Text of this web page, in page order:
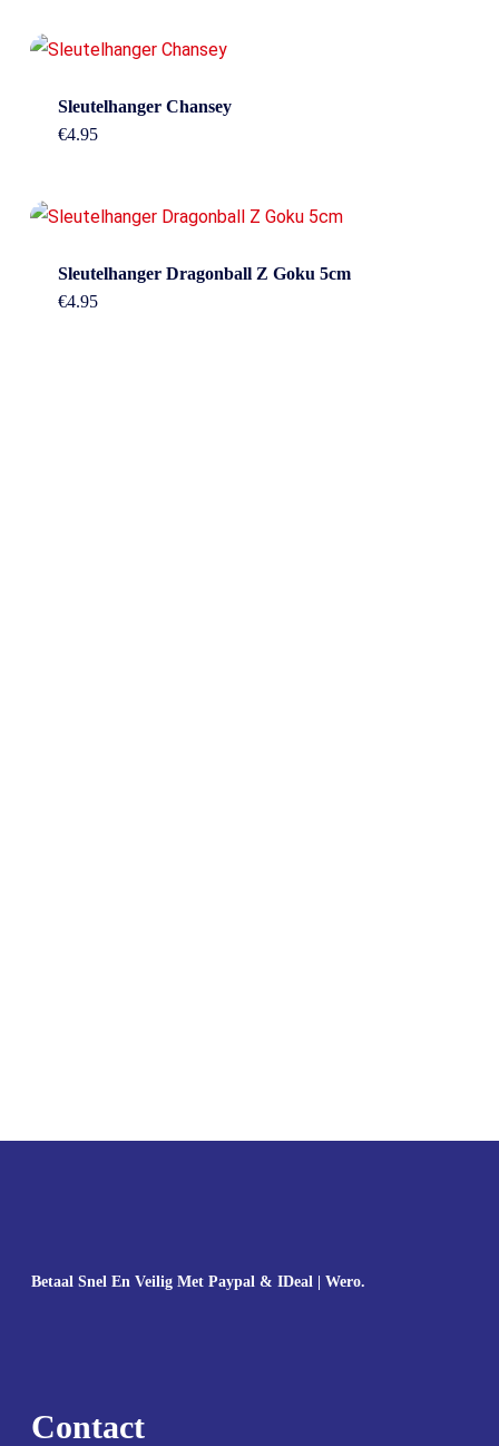
Sleutelhanger Chansey
€4.95
Sleutelhanger Dragonball Z Goku 5cm
€4.95
Betaal Snel En Veilig Met Paypal & IDeal | Wero.
Contact